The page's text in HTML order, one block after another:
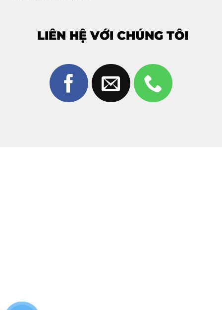
LIÊN HỆ VỚI CHÚNG TÔI